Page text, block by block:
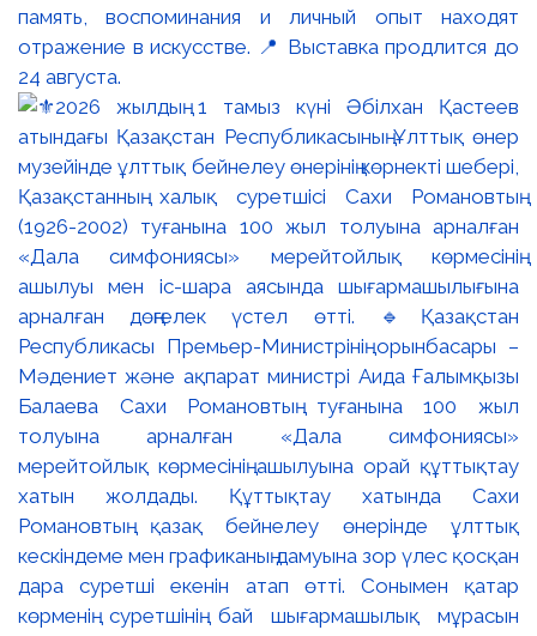
память, воспоминания и личный опыт находят
отражение в искусстве. 📍 Выставка продлится до
24 августа.